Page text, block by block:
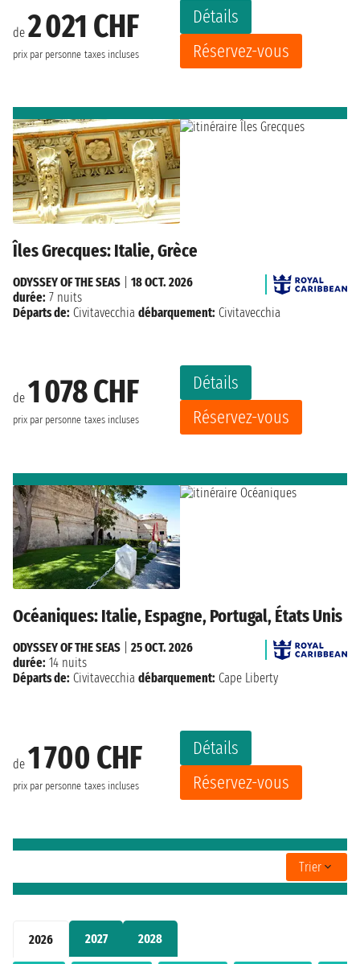
2026 2027 2028
de 2 021 CHF
prix par personne taxes incluses
Détails
Réservez-vous
Îles Grecques: Italie, Grèce
de 1 078 CHF
prix par personne taxes incluses
Détails
Réservez-vous
ODYSSEY OF THE SEAS
18 OCT. 2026
durée: 7 nuits
Départs de: Civitavecchia débarquement: Civitavecchia
Océaniques: Italie, Espagne, Portugal, États Unis
de 1 700 CHF
prix par personne taxes incluses
Détails
Réservez-vous
ODYSSEY OF THE SEAS
25 OCT. 2026
durée: 14 nuits
Départs de: Civitavecchia débarquement: Cape Liberty
Trier